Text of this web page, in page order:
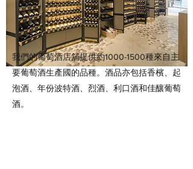
我們的葡萄酒店舖提供約1000-1500種來自主
要葡萄酒生產國的品種。酒品亦包括香檳、起
泡酒、年份波特酒、烈酒、利口酒和佳釀葡萄
酒。